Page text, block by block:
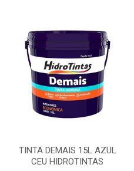
TINTA DEMAIS 15L AZUL
CEU HIDROTINTAS